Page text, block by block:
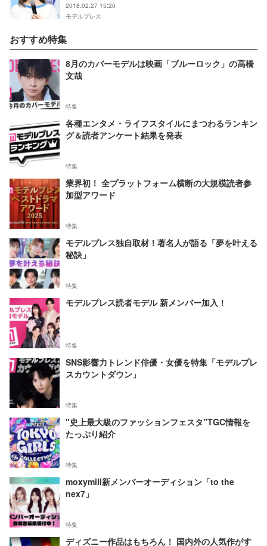
2018.02.27 15:20
モデルプレス
おすすめ特集
8月のカバーモデルは映画「ブルーロック」の高橋
文哉
特集
各種エンタメ・ライフスタイルにまつわるランキン
グ＆読者アンケート結果を発表
特集
業界初！ 全プラットフォーム横断の大規模読者参
加型アワード
特集
モデルプレス独自取材！著名人が語る「夢を叶える
秘訣」
特集
モデルプレス読者モデル 新メンバー加入！
特集
SNS影響力トレンド俳優・女優を特集「モデルプレ
スカウントダウン」
特集
"史上最大級のファッションフェスタ"TGC情報を
たっぷり紹介
特集
moxymill新メンバーオーディション「to the
nex7」
特集
ディズニー作品はもちろん！ 国内外の人気作がす